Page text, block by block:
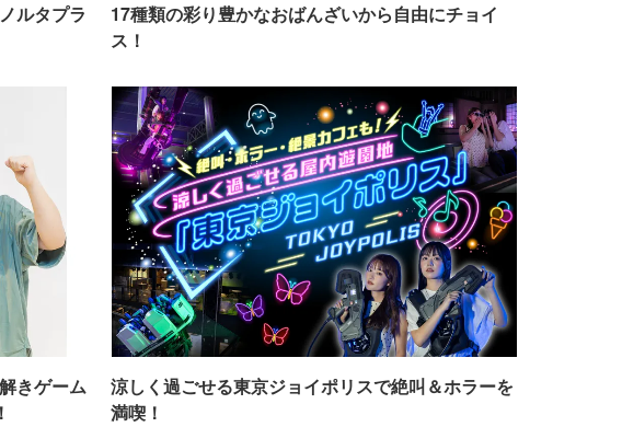
ルタプラ
17種類の彩り豊かなおばんざいから自由にチョイ
ス！
きゲーム
涼しく過ごせる東京ジョイポリスで絶叫＆ホラーを
満喫！